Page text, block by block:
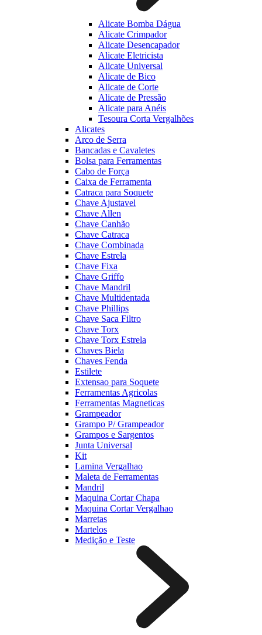
Alicate Bomba Dágua
Alicate Crimpador
Alicate Desencapador
Alicate Eletricista
Alicate Universal
Alicate de Bico
Alicate de Corte
Alicate de Pressão
Alicate para Anéis
Tesoura Corta Vergalhões
Alicates
Arco de Serra
Bancadas e Cavaletes
Bolsa para Ferramentas
Cabo de Força
Caixa de Ferramenta
Catraca para Soquete
Chave Ajustavel
Chave Allen
Chave Canhão
Chave Catraca
Chave Combinada
Chave Estrela
Chave Fixa
Chave Griffo
Chave Mandril
Chave Multidentada
Chave Phillips
Chave Saca Filtro
Chave Torx
Chave Torx Estrela
Chaves Biela
Chaves Fenda
Estilete
Extensao para Soquete
Ferramentas Agricolas
Ferramentas Magneticas
Grampeador
Grampo P/ Grampeador
Grampos e Sargentos
Junta Universal
Kit
Lamina Vergalhao
Maleta de Ferramentas
Mandril
Maquina Cortar Chapa
Maquina Cortar Vergalhao
Marretas
Martelos
Medição e Teste